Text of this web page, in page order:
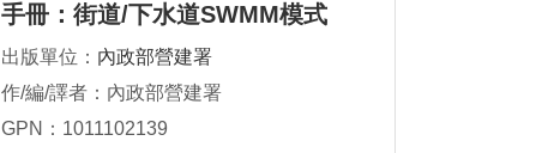
手冊：街道/下水道SWMM模式
出版單位： 內政部營建署
作/編/譯者：內政部營建署
GPN：1011102139